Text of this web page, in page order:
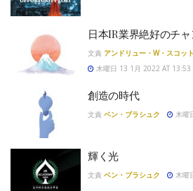
日本IR業界絶好のチ
文責 アンドリュー・W・スコット
木曜日 13 1月 2022 AT 13:53
創造の時代
文責 ベン・ブラシュク 木曜
輝く光
文責 ベン・ブラシュク 木曜